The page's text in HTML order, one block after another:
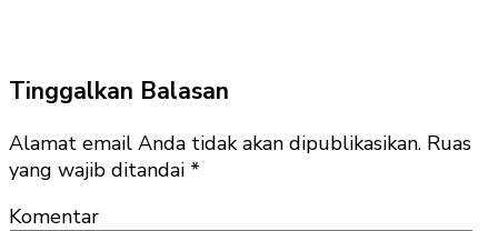
Tinggalkan Balasan
Alamat email Anda tidak akan dipublikasikan. Ruas
yang wajib ditandai *
Komentar